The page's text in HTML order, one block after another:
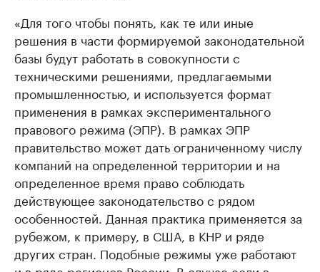
«Для того чтобы понять, как те или иные
решения в части формируемой законодательной
базы будут работать в совокупности с
техническими решениями, предлагаемыми
промышленностью, и используется формат
применения в рамках экспериментального
правового режима (ЭПР). В рамках ЭПР
правительство может дать ограниченному числу
компаний на определенной территории и на
определенное время право соблюдать
действующее законодательство с рядом
особенностей. Данная практика применяется за
рубежом, к примеру, в США, в КНР и ряде
других стран. Подобные режимы уже работают